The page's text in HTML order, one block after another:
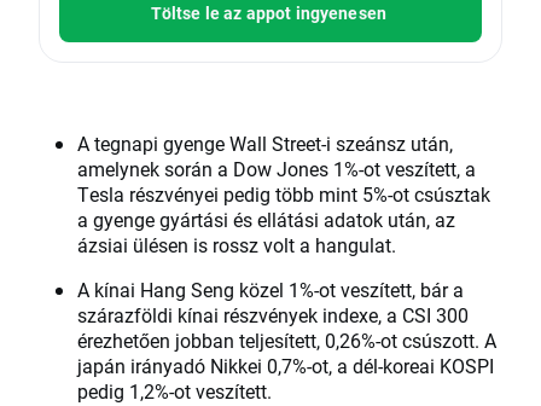
Töltse le az appot ingyenesen
A tegnapi gyenge Wall Street-i szeánsz után,
amelynek során a Dow Jones 1%-ot veszített, a
Tesla részvényei pedig több mint 5%-ot csúsztak
a gyenge gyártási és ellátási adatok után, az
ázsiai ülésen is rossz volt a hangulat.
A kínai Hang Seng közel 1%-ot veszített, bár a
szárazföldi kínai részvények indexe, a CSI 300
érezhetően jobban teljesített, 0,26%-ot csúszott. A
japán irányadó Nikkei 0,7%-ot, a dél-koreai KOSPI
pedig 1,2%-ot veszített.